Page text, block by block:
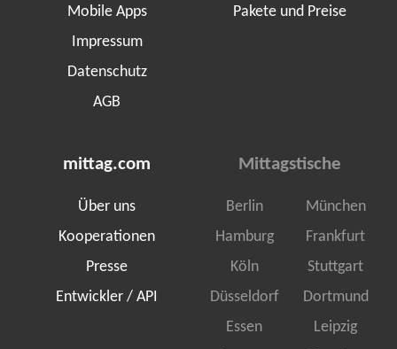
Mobile Apps
Impressum
Datenschutz
AGB
Pakete und Preise
mittag.com
Über uns
Kooperationen
Presse
Entwickler / API
Mittagstische
Berlin
München
Hamburg
Frankfurt
Köln
Stuttgart
Düsseldorf
Dortmund
Essen
Leipzig